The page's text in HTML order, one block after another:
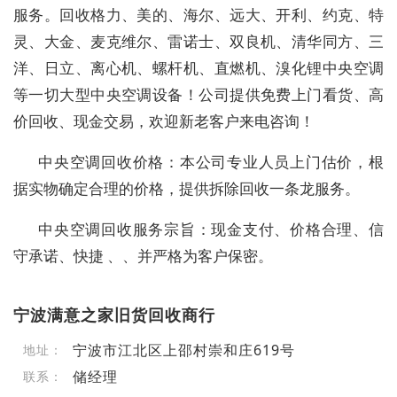
服务。回收格力、美的、海尔、远大、开利、约克、特
灵、大金、麦克维尔、雷诺士、双良机、清华同方、三
洋、日立、离心机、螺杆机、直燃机、溴化锂中央空调
等一切大型中央空调设备！公司提供免费上门看货、高
价回收、现金交易，欢迎新老客户来电咨询！
中央空调回收价格：本公司专业人员上门估价，根
据实物确定合理的价格，提供拆除回收一条龙服务。
中央空调回收服务宗旨：现金支付、价格合理、信
守承诺、快捷 、、并严格为客户保密。
宁波满意之家旧货回收商行
地址： 宁波市江北区上邵村崇和庄619号
联系： 储经理